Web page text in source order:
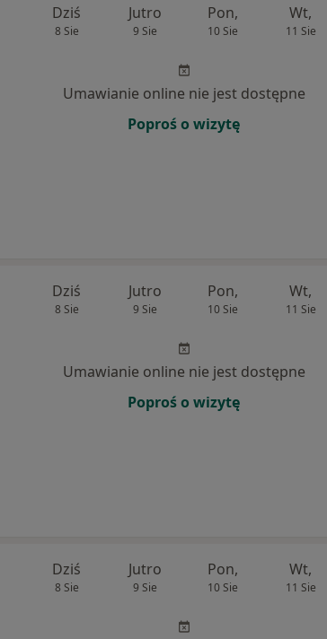
Dziś
8 Sie
Jutro
9 Sie
Pon,
10 Sie
Wt,
11 Sie
Umawianie online nie jest dostępne
Poproś o wizytę
Dziś
8 Sie
Jutro
9 Sie
Pon,
10 Sie
Wt,
11 Sie
Umawianie online nie jest dostępne
Poproś o wizytę
Dziś
8 Sie
Jutro
9 Sie
Pon,
10 Sie
Wt,
11 Sie